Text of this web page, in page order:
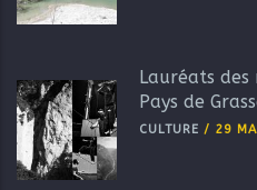
Lauréats des
Pays de
CULTURE / 29